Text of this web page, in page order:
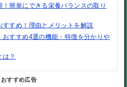
簡単にできる栄養バランスの取り
すすめ！理由とメリットを解説
おすすめ4選の機能・特徴を分かりや
は？
おすすめ広告